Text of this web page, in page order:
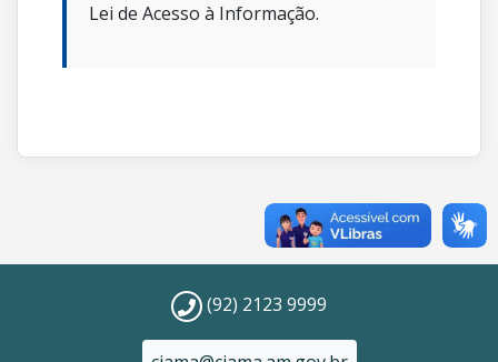
Lei de Acesso à Informação.
(92) 2123 9999